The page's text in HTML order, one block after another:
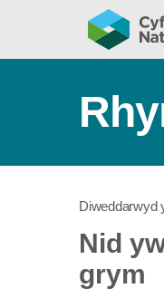
Diweddarwyd
Nid
grym